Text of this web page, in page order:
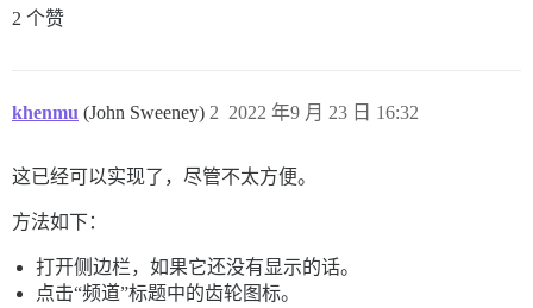
2 个赞
khenmu (John Sweeney) 2022 年9 月 23 日 16:32
2
这已经可以实现了，尽管不太方便。
方法如下：
打开侧边栏，如果它还没有显示的话。
点击“频道”标题中的齿轮图标。